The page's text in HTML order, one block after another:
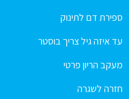
ספירת דם לתינוק
עד איזה גיל צריך בוסטר
מעקב הריון פרטי
חזרה לשגרה